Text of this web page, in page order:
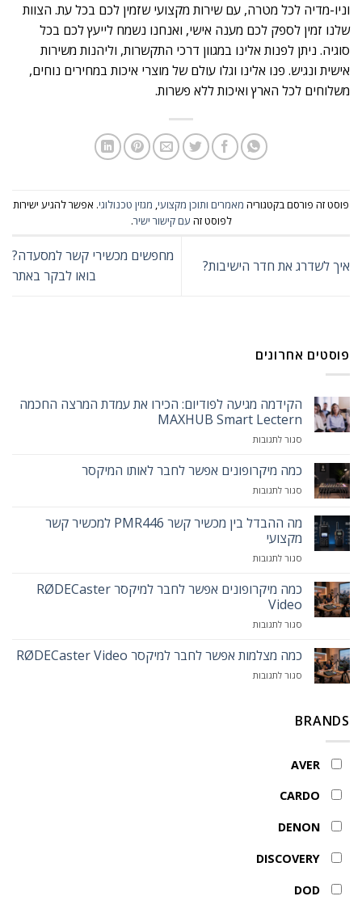
וניו-מדיה לכל מטרה, עם שירות מקצועי שזמין לכם בכל עת. הצוות
שלנו זמין לספק לכם מענה אישי, ואנחנו נשמח לייעץ לכם בכל
סוגיה. ניתן לפנות אלינו במגוון דרכי התקשרות, וליהנות משירות
אישית ונגיש. פנו אלינו וגלו עולם של מוצרי איכות במחירים נוחים,
משלוחים לכל הארץ ואיכות ללא פשרות.
פוסט זה פורסם בקטגוריה מאמרים ותוכן מקצועי מגזין טכנולוגי. אפשר להגיע ישירות
לפוסט זה עם קישור ישיר.
איך לשדרג את חדר הישיבות?
מחפשים מכשירי קשר למסעדה?
בואו לבקר באתר
פוסטים אחרונים
הקידמה מגיעה לפודיום: הכירו את עמדת המרצה החכמה
MAXHUB Smart Lectern
סגור לתגובותעל
מגיעה
הכירו
עמדת
המרצה
MAXHUB
Lectern
כמה מיקרופונים אפשר לחבר לאותו המיקסר
סגור לתגובותעל
מיקרופונים
אפשר
לאותו
מה ההבדל בין מכשיר קשר PMR446 למכשיר קשר
מקצועי
סגור לתגובותעל
ההבדל
קשר
למכשיר
מקצועי
כמה מיקרופונים אפשר לחבר למיקסר RØDECaster
Video
סגור לתגובותעל
מיקרופונים
לחבר
כמה מצלמות אפשר לחבר למיקסר RØDECaster Video
סגור לתגובותעל
BRANDS
AVER
CARDO
DENON
DISCOVERY
DOD